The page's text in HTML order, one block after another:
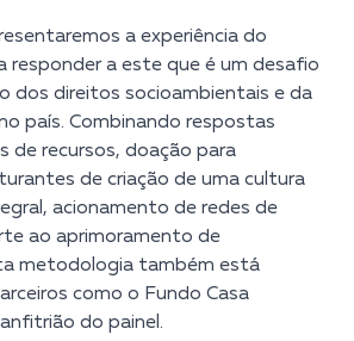
a experiência do
responder a este que é um desafio
dos direitos socioambientais e da
país. Combinando respostas
de recursos, doação para
de criação de uma cultura
acionamento de redes de
ao aprimoramento de
metodologia também está
como o Fundo Casa
do painel.